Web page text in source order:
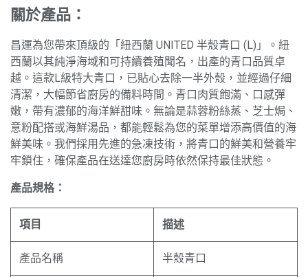
關於產品：
昌運為您帶來頂級的「紐西蘭 UNITED 半殼青口 (L)」。紐
西蘭以其純淨海域和可持續養殖聞名，出產的青口品質卓
越。這款L級特大青口，已貼心去除一半外殼，並經過仔細
清潔，大幅節省廚房的備料時間。青口肉質飽滿、口感彈
嫩，帶有濃郁的海洋鮮甜味。無論是蒜蓉粉絲蒸、芝士焗、
意粉配搭或海鮮湯品，都能輕鬆為您的菜單增添高價值的海
鮮美味。我們採用先進的急凍技術，將青口的鮮美和營養牢
牢鎖住，確保產品在送達您廚房時依然保持最佳狀態。
產品規格：
項目 描述
產品名稱 半殼青口